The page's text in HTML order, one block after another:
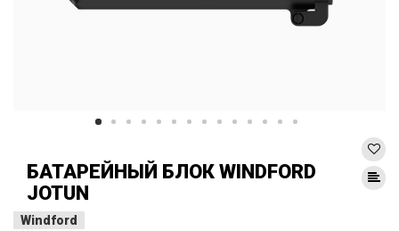
БАТАРЕЙНЫЙ БЛОК WINDFORD
JOTUN
Windford